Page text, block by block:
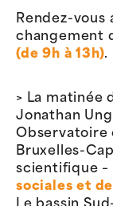
Rendez-vous
changement
(de 9h à 13h).
> La matinée
Jonathan
Observatoire
Bruxelles-
scientifique –
sociales et